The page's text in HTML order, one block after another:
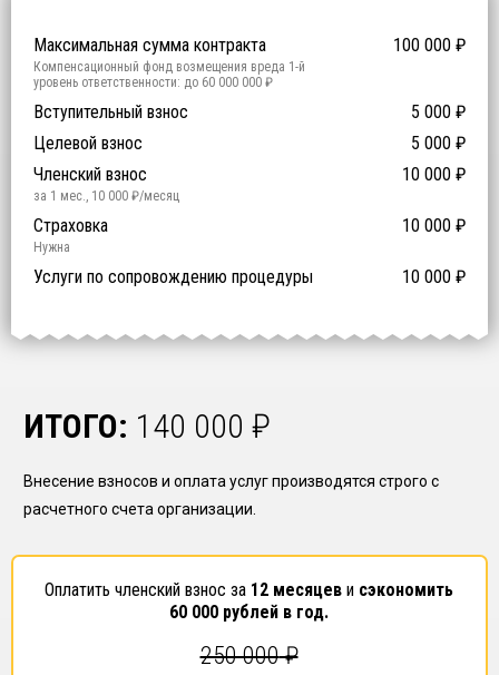
Максимальная сумма контракта
100 000 ₽
Компенсационный фонд возмещения вреда 1 -й
уровень ответственности: до 60 000 000 ₽
Участие в гос. тендерах и аукционах 0 ₽
Компенсационный фонд договорных обязательств
й уровень ответственности:
Вступительный взнос 5 000 ₽
Целевой взнос
5 000 ₽
Членский взнос
10 000 ₽
за 1 мес., 10 000 ₽/месяц
Предоставление специалистов НРС 0 ₽
0₽ за человека
Сертификат ISO 9001 14 500 ₽
ISO 9001
Сертификат ISO 14001 14 500 ₽
ISO 14001
Сертификат OHSAS 18001 14 500 ₽
OHSAS 18001
Страховка 10 000 ₽
Нужна
Услуги по сопровождению процедуры 10 000 ₽
ИТОГО: 140 000 ₽
Внесение взносов и оплата услуг производятся строго с
расчетного счета организации.
Оплатить членский взнос за 12 месяцев и сэкономить
60 000 рублей в год.
250 000₽